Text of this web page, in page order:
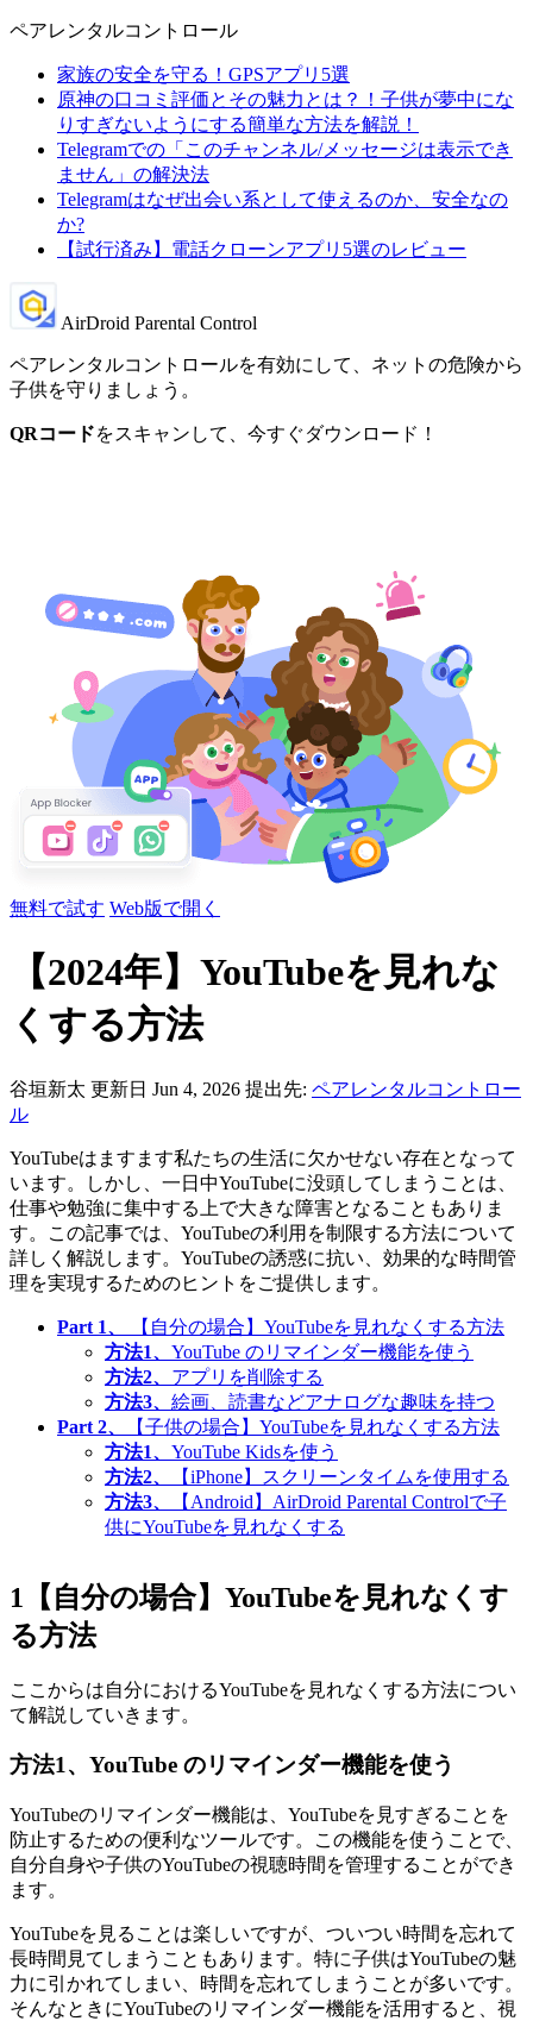
ペアレンタルコントロール
家族の安全を守る！GPSアプリ5選
原神の口コミ評価とその魅力とは？！子供が夢中にな
りすぎないようにする簡単な方法を解説！
Telegramでの「このチャンネル/メッセージは表示でき
ません」の解決法
Telegramはなぜ出会い系として使えるのか、安全なの
か?
【試行済み】電話クローンアプリ5選のレビュー
AirDroid Parental Control
ペアレンタルコントロールを有効にして、ネットの危険から
子供を守りましょう。
QRコードをスキャンして、今すぐダウンロード！
無料で試す Web版で開く
【2024年】YouTubeを見れな
くする方法
谷垣新太 更新日 Jun 4, 2026 提出先: ペアレンタルコントロー
ル
YouTubeはますます私たちの生活に欠かせない存在となって
います。しかし、一日中YouTubeに没頭してしまうことは、
仕事や勉強に集中する上で大きな障害となることもありま
す。この記事では、YouTubeの利用を制限する方法について
詳しく解説します。YouTubeの誘惑に抗い、効果的な時間管
理を実現するためのヒントをご提供します。
Part 1、
【自分の場合】YouTubeを見れなくする方法
方法1、 YouTube のリマインダー機能を使う
方法2、 アプリを削除する
方法3、 絵画、読書などアナログな趣味を持つ
Part 2、
【子供の場合】YouTubeを見れなくする方法
方法1、 YouTube Kidsを使う
方法2、
【iPhone】スクリーンタイムを使用する
方法3、
【Android】AirDroid Parental Controlで子
供にYouTubeを見れなくする
1 【自分の場合】YouTubeを見れなくす
る方法
ここからは自分におけるYouTubeを見れなくする方法につい
て解説していきます。
方法1、YouTube のリマインダー機能を使う
YouTubeのリマインダー機能は、YouTubeを見すぎることを
防止するための便利なツールです。この機能を使うことで、
自分自身や子供のYouTubeの視聴時間を管理することができ
ます。
YouTubeを見ることは楽しいですが、ついつい時間を忘れて
長時間見てしまうこともあります。特に子供はYouTubeの魅
力に引かれてしまい、時間を忘れてしまうことが多いです。
そんなときにYouTubeのリマインダー機能を活用すると、視